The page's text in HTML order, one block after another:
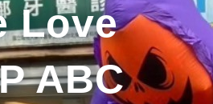
Love
ABC